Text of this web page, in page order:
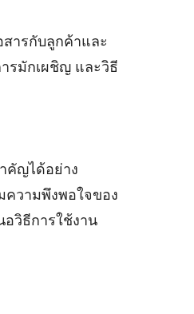
ารกับลูกค้าและ
รมักเผชิญ และวิธี
คัญได้อย่าง
ความพึงพอใจของ
วิธีการใช้งาน